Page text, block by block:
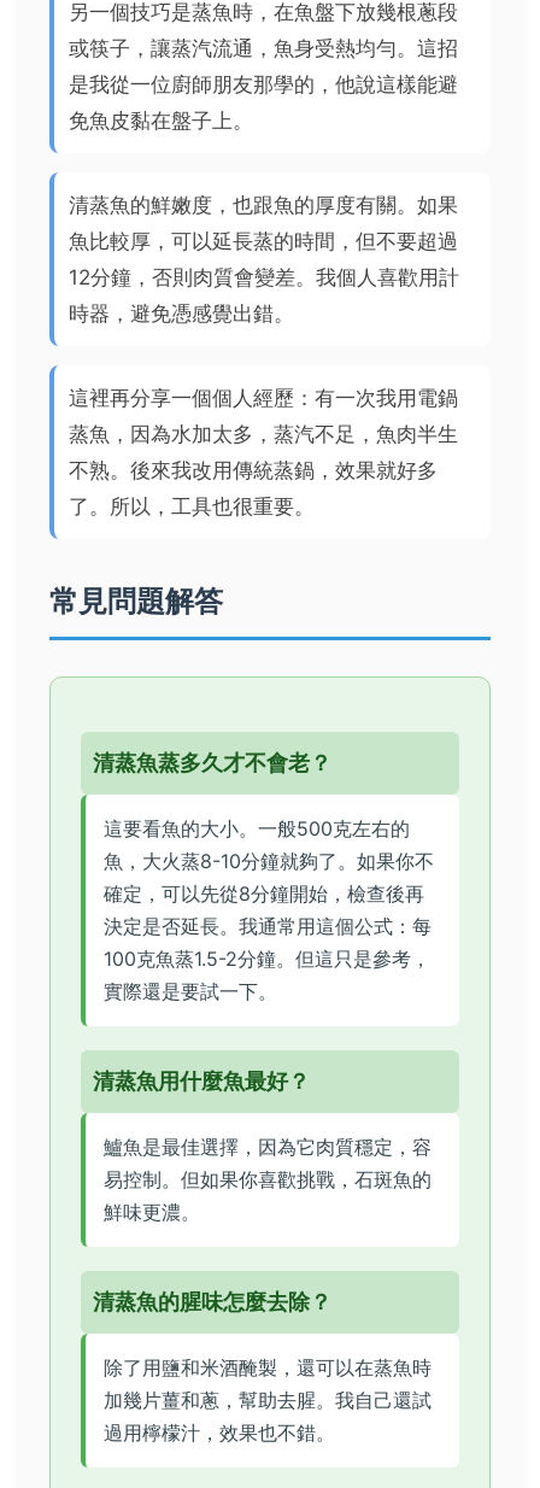
另一個技巧是蒸魚時，在魚盤下放幾根蔥段
或筷子，讓蒸汽流通，魚身受熱均勻。這招
是我從一位廚師朋友那學的，他說這樣能避
免魚皮黏在盤子上。
清蒸魚的鮮嫩度，也跟魚的厚度有關。如果
魚比較厚，可以延長蒸的時間，但不要超過
12分鐘，否則肉質會變差。我個人喜歡用計
時器，避免憑感覺出錯。
這裡再分享一個個人經歷：有一次我用電鍋
蒸魚，因為水加太多，蒸汽不足，魚肉半生
不熟。後來我改用傳統蒸鍋，效果就好多
了。所以，工具也很重要。
常見問題解答
清蒸魚蒸多久才不會老？
這要看魚的大小。一般500克左右的
魚，大火蒸8-10分鐘就夠了。如果你不
確定，可以先從8分鐘開始，檢查後再
決定是否延長。我通常用這個公式：每
100克魚蒸1.5-2分鐘。但這只是參考，
實際還是要試一下。
清蒸魚用什麼魚最好？
鱸魚是最佳選擇，因為它肉質穩定，容
易控制。但如果你喜歡挑戰，石斑魚的
鮮味更濃。
清蒸魚的腥味怎麼去除？
除了用鹽和米酒醃製，還可以在蒸魚時
加幾片薑和蔥，幫助去腥。我自己還試
過用檸檬汁，效果也不錯。